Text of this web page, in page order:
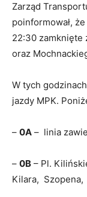
Zarząd
poinformował,
22:30 zamknięte
oraz
W tych
jazdy MPK.
– 0A – linia
– 0B – Pl.
Kilara, Szopena,